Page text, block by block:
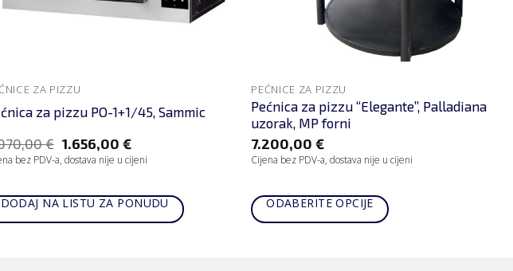
ZA PIZZU
za pizzu PO-1+1/45, Sammic
€ 1.656,00€
bez PDV-a, dostava nije u cijeni
DODAJ NA LISTU ZA PONUDU
PEĆNICE ZA PIZZU
Pećnica za pizzu “Elegante”, Palladiana
uzorak, MP forni
7.200,00€
Cijena bez PDV-a, dostava nije u cijeni
ODABERITE OPCIJE